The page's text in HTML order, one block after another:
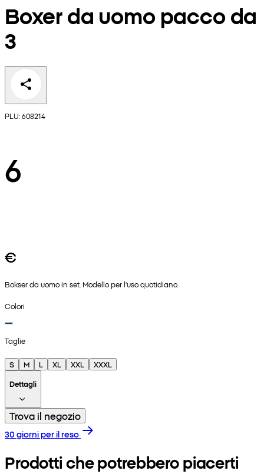
Boxer da uomo pacco da
3
PLU: 608214
6
€
Bokser da uomo in set. Modello per l'uso quotidiano.
Colori
Taglie
S M L XL XXL
XXXL
Dettagli
Trova il negozio
30 giorni per il reso
Prodotti che potrebbero piacerti